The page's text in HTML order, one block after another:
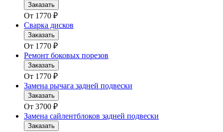
Заказать
От 1770 ₽
Сварка дисков
Заказать
От 1770 ₽
Ремонт боковых порезов
Заказать
От 1770 ₽
Замена рычага задней подвески
Заказать
От 3700 ₽
Замена сайлентблоков задней подвески
Заказать